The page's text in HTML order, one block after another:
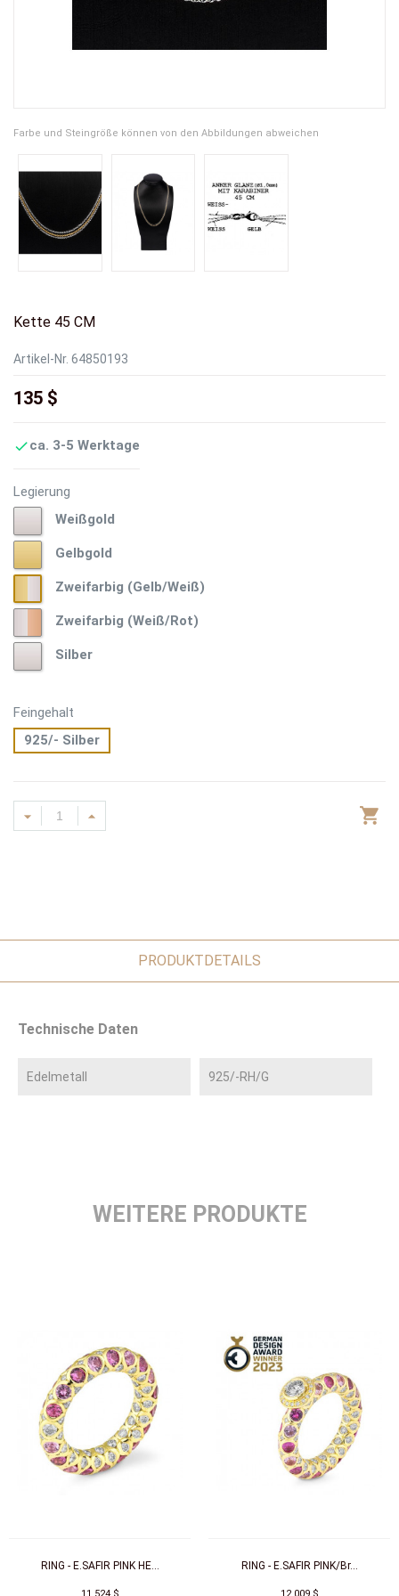
Farbe und Steingröße können von den Abbildungen abweichen
Kette 45 CM
Artikel-Nr. 64850193
135 $
ca. 3-5 Werktage
Legierung
WeißgoldWeißgold
GelbgoldGelbgold
Zweifarbig
(Gelb/Weiß)
Zweifarbig (Gelb/Weiß)
Zweifarbig
(Weiß/Rot)
Zweifarbig (Weiß/Rot)
Silber
Feingehalt
925/- Silber
PRODUKTDETAILS
Technische Daten
Edelmetall 925/-RH/G
WEITERE PRODUKTE
RING - E.SAFIR PINK HE... RING - E.SAFIR PINK/Br...